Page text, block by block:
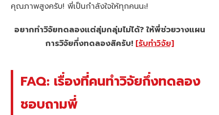
คุณภาพสูงครับ! พี่เป็นกำลังใจให้ทุกคนนะ!
อยากทำวิจัยทดลองแต่สุ่มกลุ่มไม่ได้? ให้พี่ช่วยวางแผน
การวิจัยกึ่งทดลองสิครับ! [รับทำวิจัย]
FAQ: เรื่องที่คนทำวิจัยกึ่งทดลอง
ชอบถามพี่